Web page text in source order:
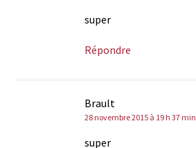
super
Répondre
Brault
28 novembre 2015 à 19 h 37 min
super